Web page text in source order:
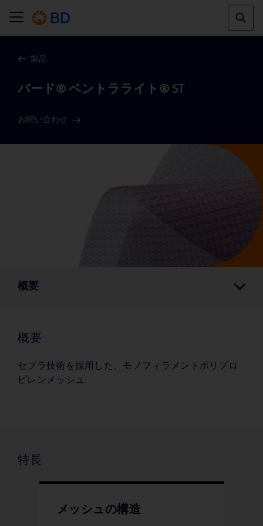
製品
お問い合わせ
概要
概要
セプラ技術を採用した、モノフィラメントポリプロ
ピレンメッシュ
特長
メッシュの構造